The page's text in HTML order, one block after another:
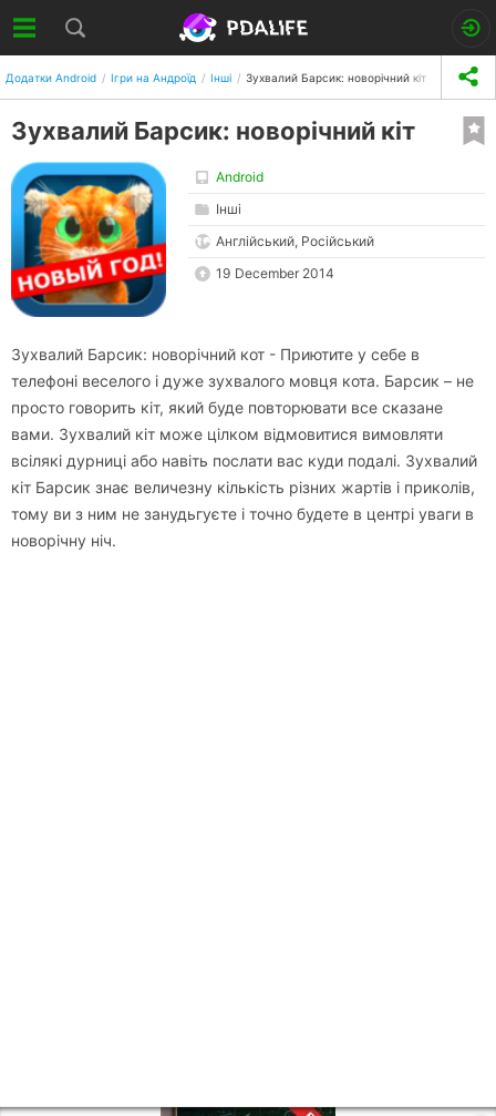
Додатки Android Ігри на Андроїд Інші Зухвалий Барсик: новорічний кіт
Зухвалий Барсик: новорічний кіт
Android
Інші
Англійський, Російський
19 December 2014
Зухвалий Барсик: новорічний кот - Приютите у себе в
телефоні веселого і дуже зухвалого мовця кота. Барсик – не
просто говорить кіт, який буде повторювати все сказане
вами. Зухвалий кіт може цілком відмовитися вимовляти
всілякі дурниці або навіть послати вас куди подалі. Зухвалий
кіт Барсик знає величезну кількість різних жартів і приколів,
тому ви з ним не занудьгуєте і точно будете в центрі уваги в
новорічну ніч.